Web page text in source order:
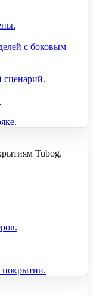
с боковым
сценарий.
Tubog.
покрытии.